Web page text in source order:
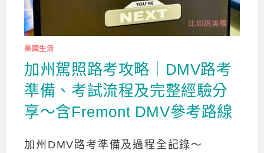
美國生活
加州駕照路考攻略｜DMV路考
準備、考試流程及完整經驗分
享～含Fremont DMV參考路線
加州DMV路考準備及過程全記錄～